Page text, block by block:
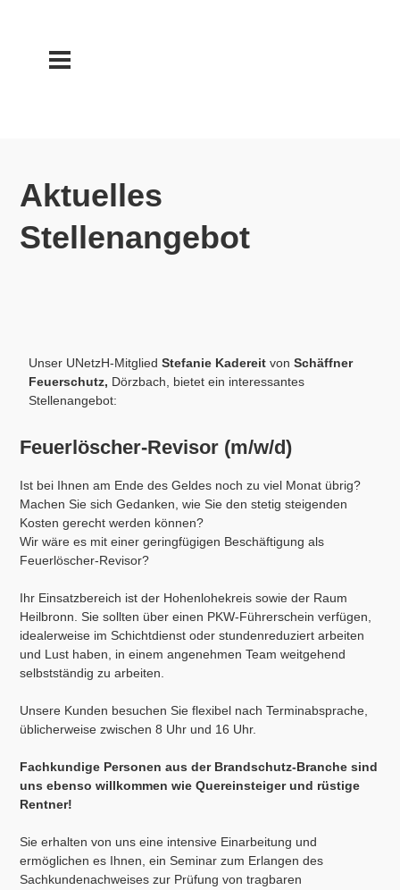
Aktuelles
Stellenangebot
Unser UNetzH-MitgliedStefanie Kadereit vonSchäffner
Feuerschutz, Dörzbach, bietet ein interessantes
Stellenangebot:
Feuerlöscher-Revisor (m/w/d)
Ist bei Ihnen am Ende des Geldes noch zu viel Monat übrig?
Machen Sie sich Gedanken, wie Sie den stetig steigenden
Kosten gerecht werden können?
Wir wäre es mit einer geringfügigen Beschäftigung als
Feuerlöscher-Revisor?
Ihr Einsatzbereich ist der Hohenlohekreis sowie der Raum
Heilbronn. Sie sollten über einen PKW-Führerschein verfügen,
idealerweise im Schichtdienst oder stundenreduziert arbeiten
und Lust haben, in einem angenehmen Team weitgehend
selbstständig zu arbeiten.
Unsere Kunden besuchen Sie flexibel nach Terminabsprache,
üblicherweise zwischen 8 Uhr und 16 Uhr.
Fachkundige Personen aus der Brandschutz-Branche sind
uns ebenso willkommen wie Quereinsteiger und rüstige
Rentner!
Sie erhalten von uns eine intensive Einarbeitung und
ermöglichen es Ihnen, ein Seminar zum Erlangen des
Sachkundenachweises zur Prüfung von tragbaren